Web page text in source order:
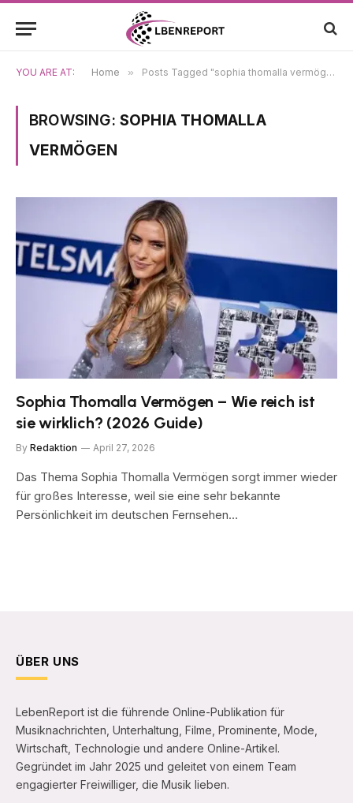
YOU ARE AT: Home » Posts Tagged "sophia thomalla vermögen"
BROWSING: SOPHIA THOMALLA
VERMÖGEN
Sophia Thomalla Vermögen – Wie reich ist
sie wirklich? (2026 Guide)
By Redaktion April 27, 2026
Das Thema Sophia Thomalla Vermögen sorgt immer wieder
für großes Interesse, weil sie eine sehr bekannte
Persönlichkeit im deutschen Fernsehen…
ÜBER UNS
LebenReport ist die führende Online-Publikation für
Musiknachrichten, Unterhaltung, Filme, Prominente, Mode,
Wirtschaft, Technologie und andere Online-Artikel.
Gegründet im Jahr 2025 und geleitet von einem Team
engagierter Freiwilliger, die Musik lieben.